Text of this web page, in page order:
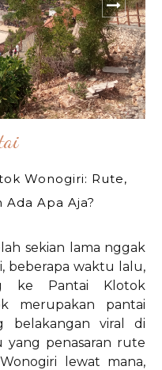
Wonogiri: Rute,
Apa Aja?
sekian lama nggak
beberapa waktu lalu,
ke Pantai Klotok
merupakan pantai
belakangan viral di
yang penasaran rute
lewat mana,